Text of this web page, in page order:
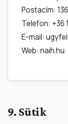
Postacím:
Telefon: +36
E-mail:
Web: naih.hu
9. Sütik